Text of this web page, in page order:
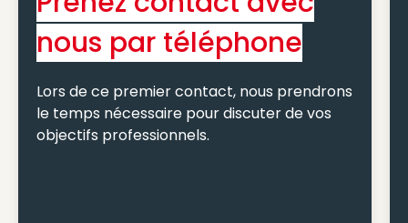
nous par téléphone
Lors de ce premier contact, nous prendrons
le temps nécessaire pour discuter de vos
objectifs professionnels.